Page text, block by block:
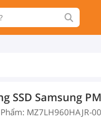
SSD Samsung
MZ7LH960HAJR-